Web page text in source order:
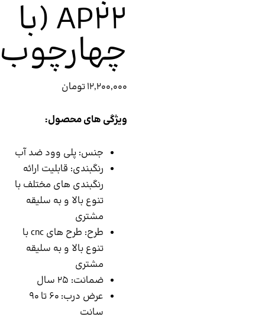
AP22 (با
چهارچوب)
تومان
ویژگی های محصول:
جنس: پلی وود ضد آب
رنگبندی: قابلیت ارائه
رنگبندی های مختلف با
تنوع بالا و به سلیقه
طرح: طرح های cnc با
تنوع بالا و به سلیقه
ضمانت: 25 سال
عرض درب: 60 تا 90